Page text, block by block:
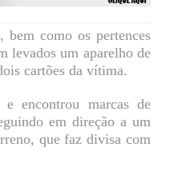
como os pertences
levados um aparelho de
cartões da vítima.
encontrou marcas de
em direção a um
que faz divisa com